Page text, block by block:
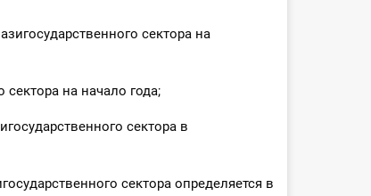
сектора на
сектора на начало года;
сектора в
сектора определяется в